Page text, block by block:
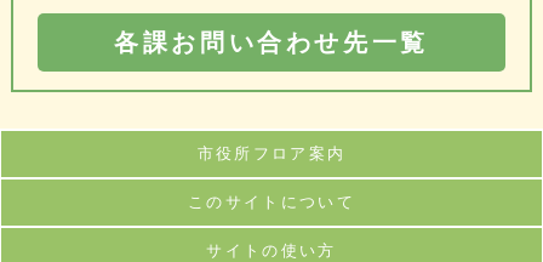
各課お問い合わせ先一覧
市役所フロア案内
このサイトについて
サイトの使い方